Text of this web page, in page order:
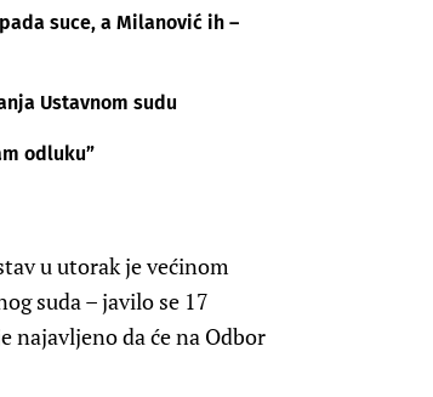
suce, a Milanović ih –
Ustavnom sudu
odluku”
u utorak je većinom
suda – javilo se 17
najavljeno da će na Odbor